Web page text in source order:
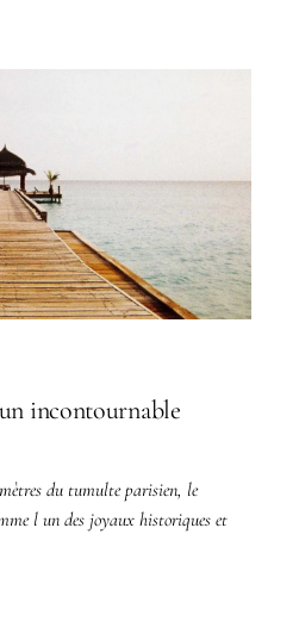
incontournable
du tumulte parisien, le
l un des joyaux historiques et